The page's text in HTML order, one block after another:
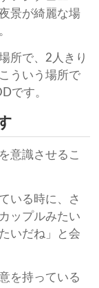
景が綺麗な場
所で、2人きり
ういう場所で
です。
意識させるこ
いる時に、さ
ップルみたい
いだね」と会
を持っている